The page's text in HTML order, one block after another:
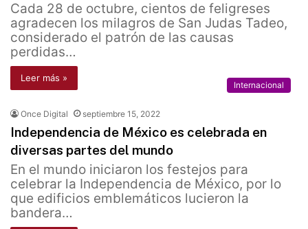
Cada 28 de octubre, cientos de feligreses
agradecen los milagros de San Judas Tadeo,
considerado el patrón de las causas
perdidas…
Leer más »
Internacional
Once Digital septiembre 15, 2022
Independencia de México es celebrada en
diversas partes del mundo
En el mundo iniciaron los festejos para
celebrar la Independencia de México, por lo
que edificios emblemáticos lucieron la
bandera…